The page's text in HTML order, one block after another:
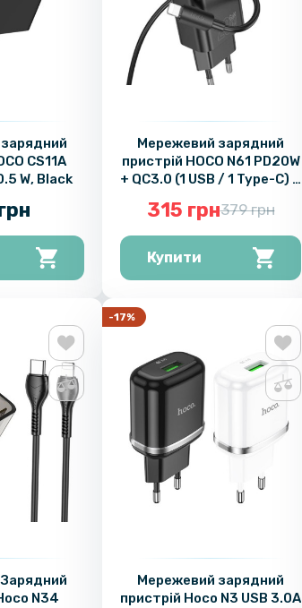
CS11A
W, Black
Мережевий зарядний
пристрій HOCO N61 PD20W
+ QC3.0 (1 USB / 1 Type-C) +
Black
315 грн379 грн
Купити
N34
-17%
Мережевий зарядний
пристрій Hoco N3 USB 3.0A